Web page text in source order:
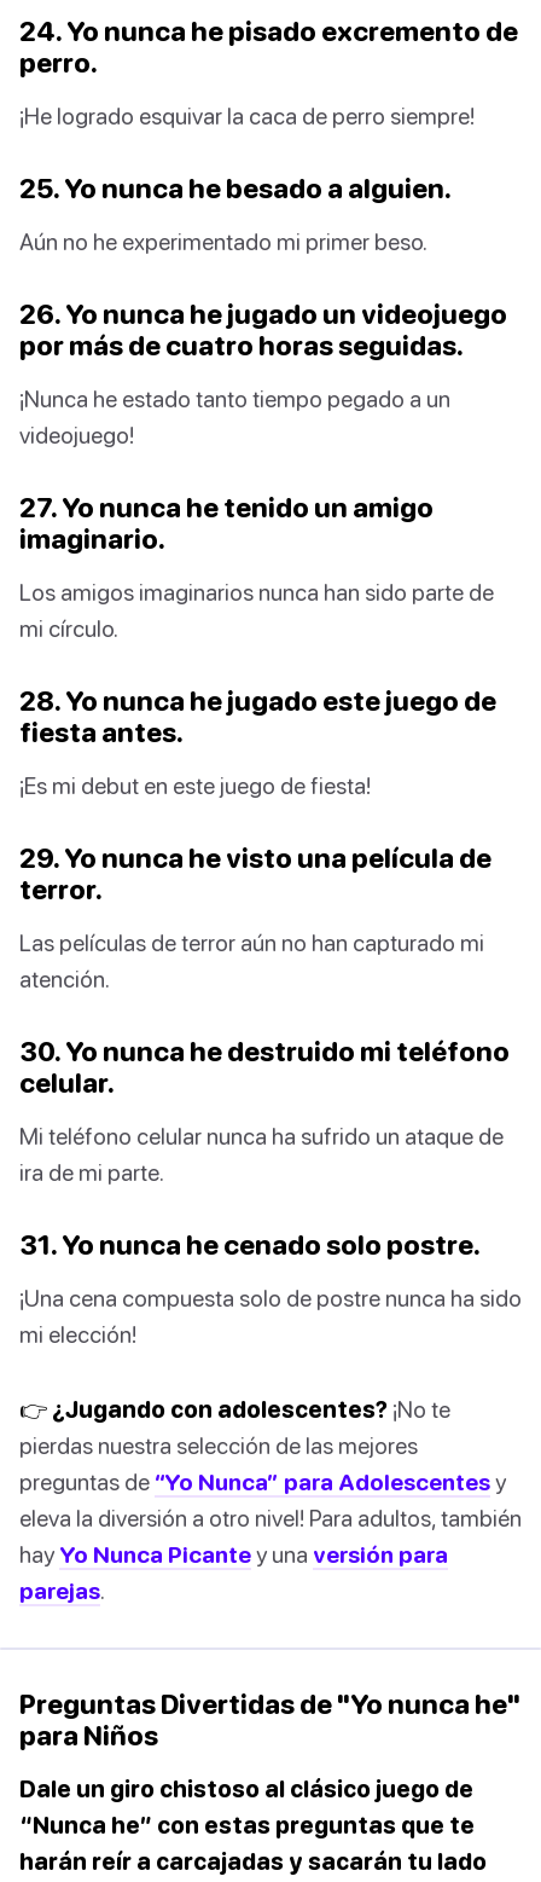
24. Yo nunca he pisado excremento de
perro.
¡He logrado esquivar la caca de perro siempre!
25. Yo nunca he besado a alguien.
Aún no he experimentado mi primer beso.
26. Yo nunca he jugado un videojuego
por más de cuatro horas seguidas.
¡Nunca he estado tanto tiempo pegado a un
videojuego!
27. Yo nunca he tenido un amigo
imaginario.
Los amigos imaginarios nunca han sido parte de
mi círculo.
28. Yo nunca he jugado este juego de
fiesta antes.
¡Es mi debut en este juego de fiesta!
29. Yo nunca he visto una película de
terror.
Las películas de terror aún no han capturado mi
atención.
30. Yo nunca he destruido mi teléfono
celular.
Mi teléfono celular nunca ha sufrido un ataque de
ira de mi parte.
31. Yo nunca he cenado solo postre.
¡Una cena compuesta solo de postre nunca ha sido
mi elección!
👉 ¿Jugando con adolescentes? ¡No te
pierdas nuestra selección de las mejores
preguntas de “Yo Nunca” para Adolescentesy
eleva la diversión a otro nivel! Para adultos, también
hay Yo Nunca Picantey una versión para
parejas.
Preguntas Divertidas de "Yo nunca he"
para Niños
Dale un giro chistoso al clásico juego de
“Nunca he” con estas preguntas que te
harán reír a carcajadas y sacarán tu lado